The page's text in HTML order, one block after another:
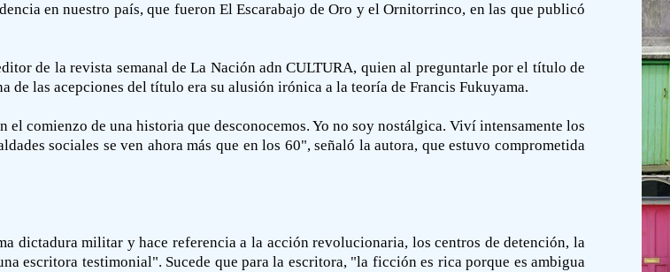
en nuestro país, que fueron El Escarabajo de Oro y el Ornitorrinco, en las que publicó
de la revista semanal de La Nación adn CULTURA, quien al preguntarle por el título de
las acepciones del título era su alusión irónica a la teoría de Francis Fukuyama.
el comienzo de una historia que desconocemos. Yo no soy nostálgica. Viví intensamente los
sociales se ven ahora más que en los 60", señaló la autora, que estuvo comprometida
dictadura militar y hace referencia a la acción revolucionaria, los centros de detención, la
escritora testimonial". Sucede que para la escritora, "la ficción es rica porque es ambigua